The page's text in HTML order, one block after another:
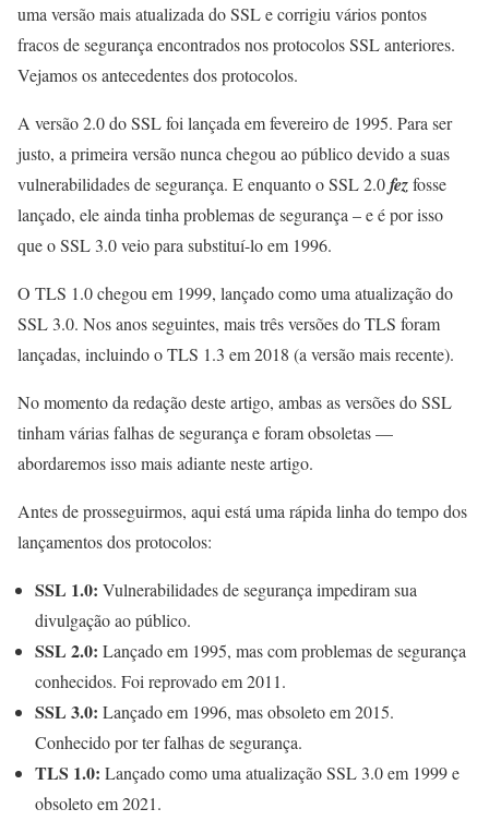
uma versão mais atualizada do SSL e corrigiu vários pontos
fracos de segurança encontrados nos protocolos SSL anteriores.
Vejamos os antecedentes dos protocolos.
A versão 2.0 do SSL foi lançada em fevereiro de 1995. Para ser
justo, a primeira versão nunca chegou ao público devido a suas
vulnerabilidades de segurança. E enquanto o SSL 2.0fezfosse
lançado, ele ainda tinha problemas de segurança – e é por isso
que o SSL 3.0 veio para substituí-lo em 1996.
O TLS 1.0 chegou em 1999, lançado como uma atualização do
SSL 3.0. Nos anos seguintes, mais três versões do TLS foram
lançadas, incluindo o TLS 1.3 em 2018 (a versão mais recente).
No momento da redação deste artigo, ambas as versões do SSL
tinham várias falhas de segurança e foram obsoletas —
abordaremos isso mais adiante neste artigo.
Antes de prosseguirmos, aqui está uma rápida linha do tempo dos
lançamentos dos protocolos:
SSL 1.0: Vulnerabilidades de segurança impediram sua
divulgação ao público.
SSL 2.0: Lançado em 1995, mas com problemas de segurança
conhecidos. Foi reprovado em 2011.
SSL 3.0: Lançado em 1996, mas obsoleto em 2015.
Conhecido por ter falhas de segurança.
TLS 1.0: Lançado como uma atualização SSL 3.0 em 1999 e
obsoleto em 2021.